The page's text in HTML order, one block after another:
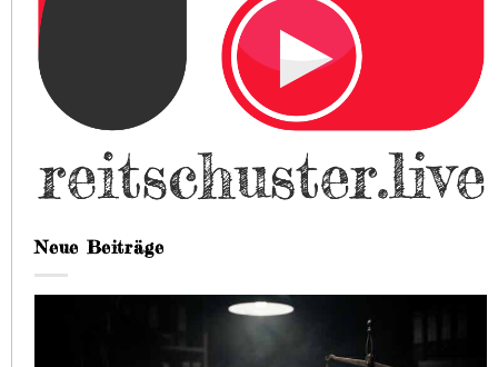
Neue Beiträge